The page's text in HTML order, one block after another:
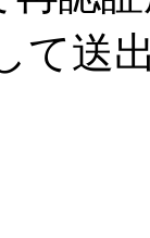
て送